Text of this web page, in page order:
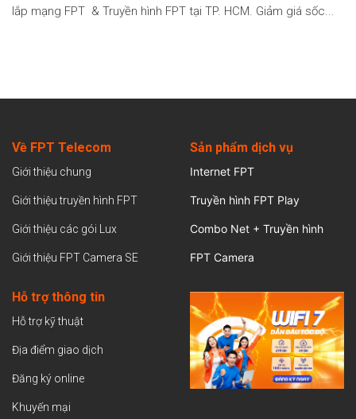
lắp mạng FPT & Truyền hình FPT tại TP. HCM. Giảm giá sốc...
Về FPT Telecom
Giới thiệu chung
Giới thiệu truyền hình FPT
Giới thiệu các gói Lux
Giới thiệu FPT Camera SE
Sản phẩm dịch vụ
Internet FPT
Truyền hình FPT Play
Combo Net + Truyền hình
FPT Camera
Hỗ trợ thông tin
Hỗ trợ kỹ thuật
Địa điểm giao dịch
Đăng ký online
Khuyến mại